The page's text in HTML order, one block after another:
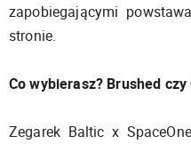
zapobiegającymi
stronie.
Co wybierasz? Brushed czy
Zegarek Baltic x